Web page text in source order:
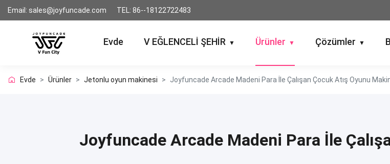
Email: sales@joyfuncade.com TEL: 86--18122722483
Evde V EĞLENCELİ ŞEHİR ▼ Ürünler ▼ Çözümler ▼
Evde > Ürünler > Jetonlu oyun makinesi > Joyfuncade Arcade Madeni Para İle Çalışan Çocuk Atış Oyunu
Joyfuncade Arcade Madeni Para İle